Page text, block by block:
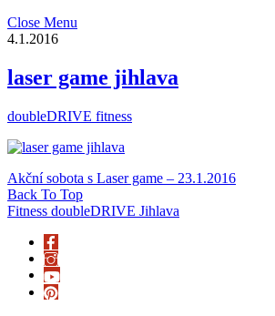
Close Menu
4.1.2016
laser game jihlava
doubleDRIVE fitness
Akční sobota s Laser game – 23.1.2016
Back To Top
Fitness doubleDRIVE Jihlava